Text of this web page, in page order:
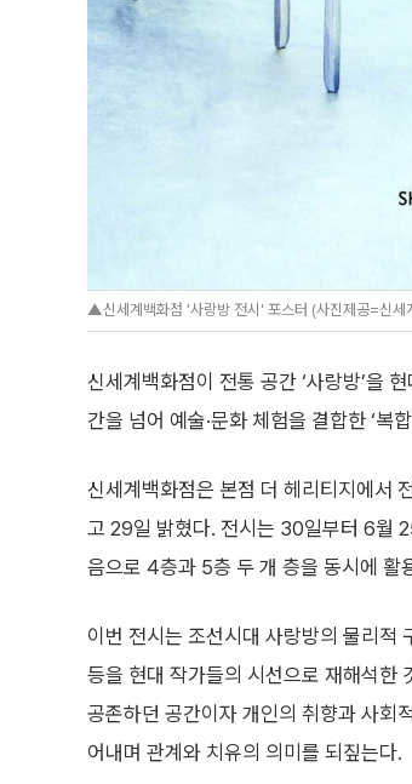
▲신세계백화점 '사랑방 전시' 포스터 (사진제공=신세
신세계백화점이 전통 공간 ‘사랑방’을
간을 넘어 예술·문화 체험을 결합한 ‘복
신세계백화점은 본점 더 헤리티지에서
고 29일 밝혔다. 전시는 30일부터 6월
음으로 4층과 5층 두 개 층을 동시에 활
이번 전시는 조선시대 사랑방의 물리적
등을 현대 작가들의 시선으로 재해석한
공존하던 공간이자 개인의 취향과 사회
어내며 관계와 치유의 의미를 되짚는다.